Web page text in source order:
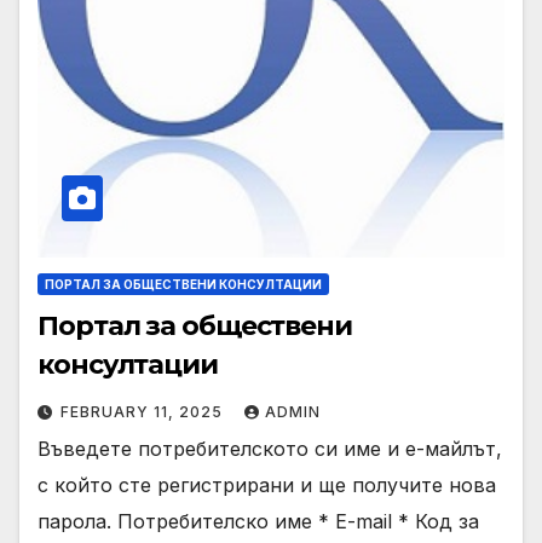
ПОРТАЛ ЗА ОБЩЕСТВЕНИ КОНСУЛТАЦИИ
Портал за обществени
консултации
FEBRUARY 11, 2025 ADMIN
Въведете потребителското си име и е-майлът,
с който сте регистрирани и ще получите нова
парола. Потребителско име * E-mail * Код за